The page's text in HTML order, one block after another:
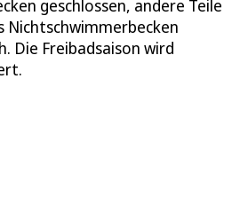
geschlossen, andere Teile
Nichtschwimmerbecken
Die Freibadsaison wird